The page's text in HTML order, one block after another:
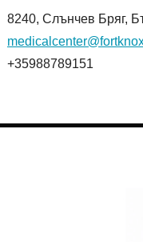
8240, Слънчев Бряг,
+35988789151